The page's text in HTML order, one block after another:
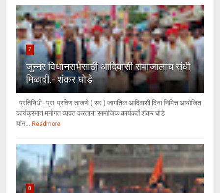
7
जुन्नर विधानसभेसाठी आदिवासी समाजालाच संधी
मिळावी.- शंकर घोडे
प्रतिनिधी : प्रा. प्रविण ताजणे ( सर ) जागतिक आदिवासी दिना निमित्त आयोजित
कार्यक्रमात मनोगत व्यक्त करताना सामाजिक कार्यकर्ते शंकर घोडे
यांन... Readmore
8